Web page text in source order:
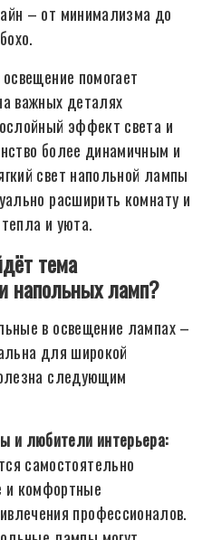
– от минимализма до
помогает
важных деталях
эффект света и
более динамичным и
свет напольной лампы
расширить комнату и
и уюта.
тема
напольных ламп?
в освещение лампах –
для широкой
следующим
и любители интерьера:
самостоятельно
и комфортные
профессионалов.